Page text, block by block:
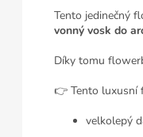
Tento jedinečný
vonný vosk do
Díky tomu
👉 Tento luxusní
velkolepý